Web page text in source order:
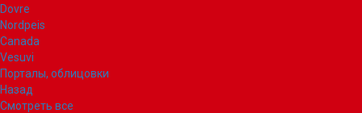
Dovre
Nordpeis
Canada
Vesuvi
Порталы, облицовки
Назад
Смотреть все